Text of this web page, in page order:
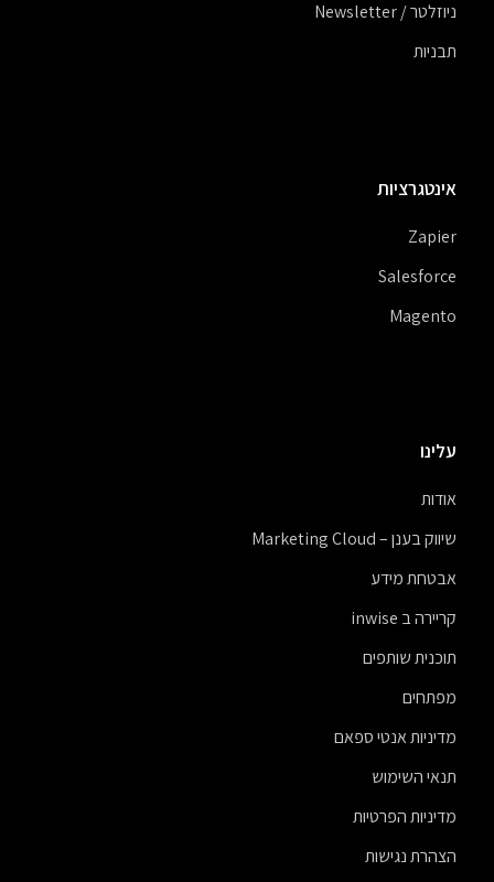
ניוזלטר / Newsletter
תבניות
אינטגרציות
Zapier
Salesforce
Magento
עלינו
אודות
שיווק בענן – Marketing Cloud
אבטחת מידע
קריירה ב inwise
תוכנית שותפים
מפתחים
מדיניות אנטי ספאם
תנאי השימוש
מדיניות הפרטיות
הצהרת נגישות